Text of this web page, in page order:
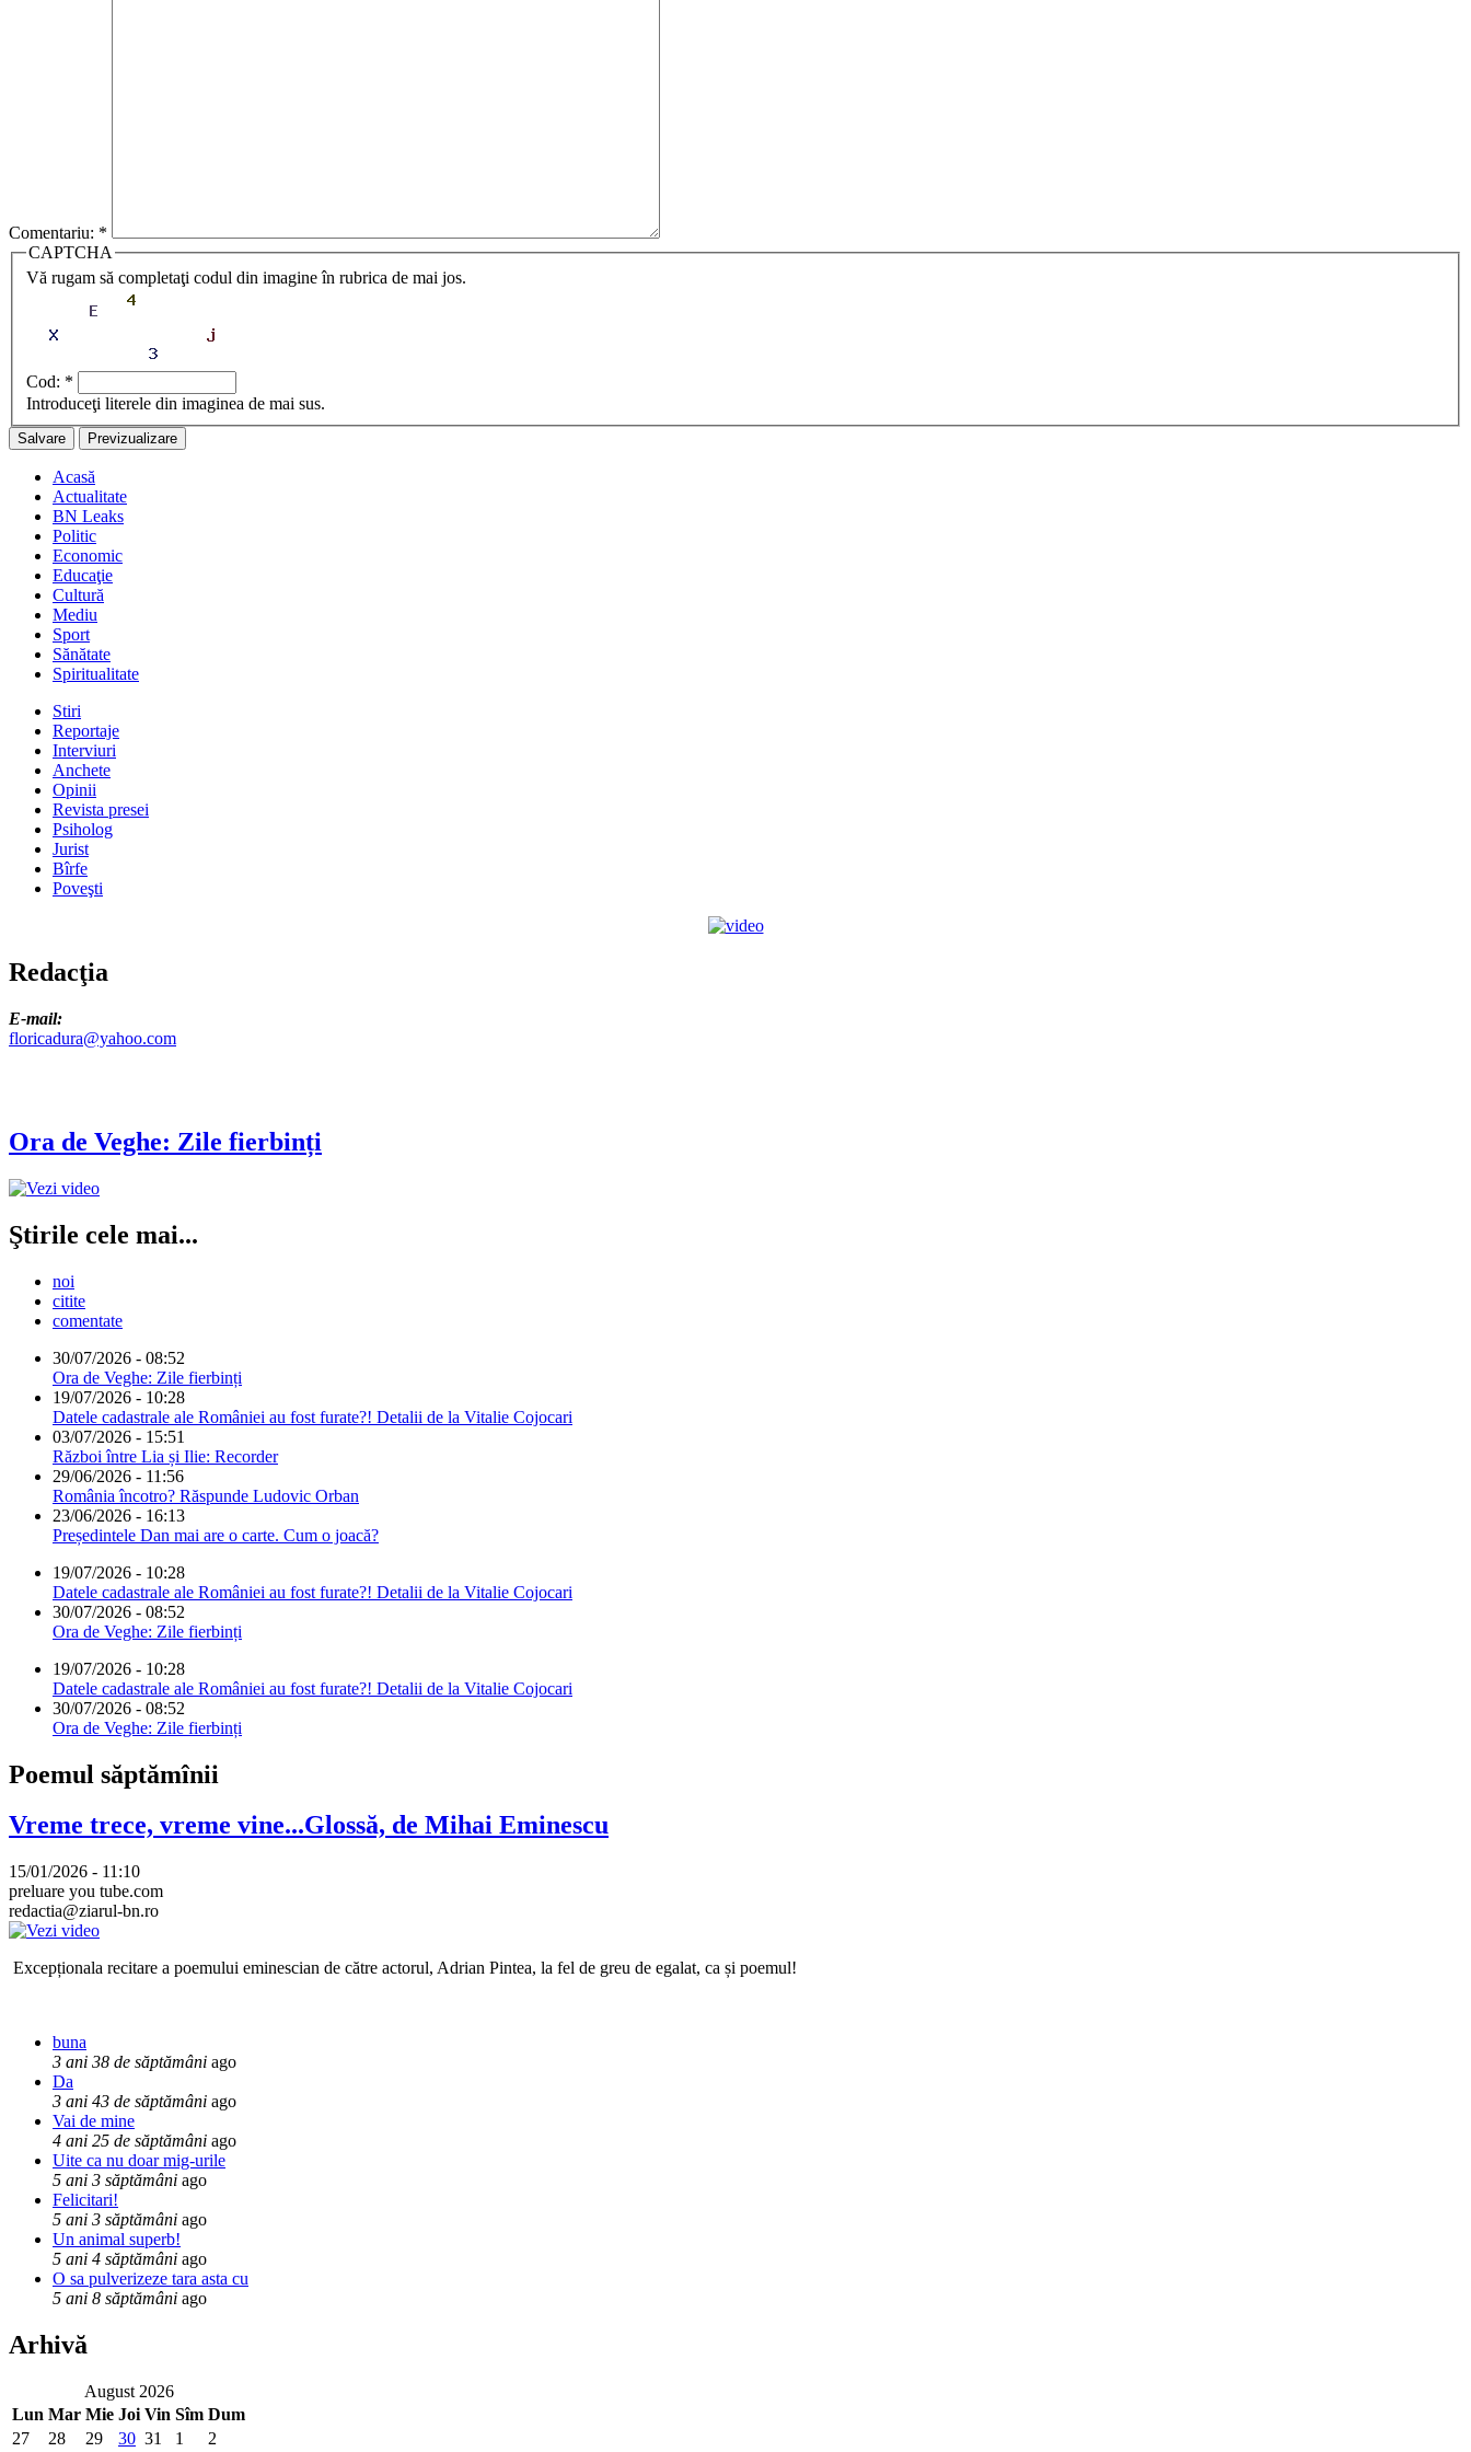
Comentariu: *
CAPTCHA
Vă rugam să completaţi codul din imagine în rubrica de mai jos.
Cod: *
Introduceţi literele din imaginea de mai sus.
Acasă
Actualitate
BN Leaks
Politic
Economic
Educaţie
Cultură
Mediu
Sport
Sănătate
Spiritualitate
Stiri
Reportaje
Interviuri
Anchete
Opinii
Revista presei
Psiholog
Jurist
Bîrfe
Poveşti
Redacţia
E-mail:
floricadura@yahoo.com
Ora de Veghe: Zile fierbinți
Ştirile cele mai...
noi
citite
comentate
30/07/2026 - 08:52
Ora de Veghe: Zile fierbinți
19/07/2026 - 10:28
Datele cadastrale ale României au fost furate?! Detalii de la Vitalie Cojocari
03/07/2026 - 15:51
Război între Lia și Ilie: Recorder
29/06/2026 - 11:56
România încotro? Răspunde Ludovic Orban
23/06/2026 - 16:13
Președintele Dan mai are o carte. Cum o joacă?
19/07/2026 - 10:28
Datele cadastrale ale României au fost furate?! Detalii de la Vitalie Cojocari
30/07/2026 - 08:52
Ora de Veghe: Zile fierbinți
19/07/2026 - 10:28
Datele cadastrale ale României au fost furate?! Detalii de la Vitalie Cojocari
30/07/2026 - 08:52
Ora de Veghe: Zile fierbinți
Poemul săptămînii
Vreme trece, vreme vine...Glossă, de Mihai Eminescu
15/01/2026 - 11:10
preluare you tube.com
redactia@ziarul-bn.ro
Excepționala recitare a poemului eminescian de către actorul, Adrian Pintea, la fel de greu de egalat, ca și poemul!
buna
3 ani 38 de săptămâni ago
Da
3 ani 43 de săptămâni ago
Vai de mine
4 ani 25 de săptămâni ago
Uite ca nu doar mig-urile
5 ani 3 săptămâni ago
Felicitari!
5 ani 3 săptămâni ago
Un animal superb!
5 ani 4 săptămâni ago
O sa pulverizeze tara asta cu
5 ani 8 săptămâni ago
Arhivă
August 2026
Lun Mar Mie Joi Vin Sîm Dum
27
28 29 30 31 1 2